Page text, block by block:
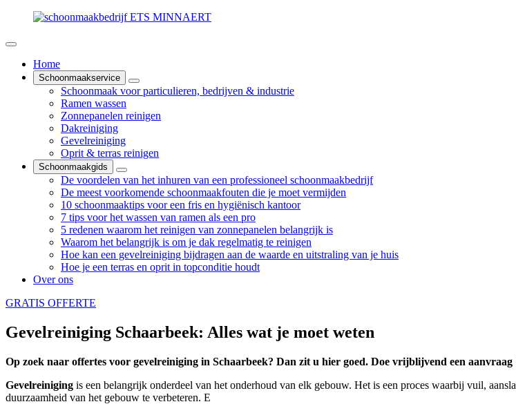
Home
Schoonmaakservice
Schoonmaak voor particulieren, bedrijven & industrie
Ramen wassen
Zonnepanelen reinigen
Dakreiniging
Gevelreiniging
Oprit & terras reinigen
Schoonmaakgids
De voordelen van het inhuren van een professioneel schoonmaakbedrijf
De meest voorkomende schoonmaakfouten die je moet vermijden
10 schoonmaaktips voor een fris en hygiënisch kantoor
7 tips voor het wassen van ramen als een pro
5 redenen waarom het reinigen van zonnepanelen belangrijk is
Waarom het belangrijk is om je dak regelmatig te reinigen
Hoe kan een gevelreiniging bijdragen aan de waarde en uitstraling van je huis
Hoe je een terras en oprit in topconditie houdt
Over ons
GRATIS OFFERTE
Gevelreiniging Schaarbeek: Alles wat je moet weten
Op zoek naar offertes voor gevelreiniging in Schaarbeek? Dan zit u hier goed. Doe vrijblijvend een
Gevelreiniging is een belangrijk onderdeel van het onderhoud van elk gebouw. Het is een proces waarbij vuil,
duurzaamheid van het gebouw te verbeteren. E